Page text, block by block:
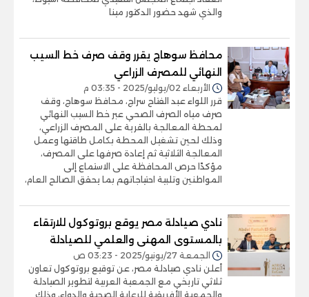
والذي شهد حضور الدكتور مينا
محافظ سوهاج يقرر وقف صرف خط السيب
النهائي للمصرف الزراعي
الأربعاء 02/يوليو/2025 - 03:35 م
قرر اللواء عبد الفتاح سراج، محافظ سوهاج، وقف
صرف مياه الصرف الصحي عبر خط السيب النهائي
لمحطة المعالجة بالقرية على المصرف الزراعي،
وذلك لحين تشغيل المحطة بكامل طاقتها وعمل
المعالجة الثلاثية ثم إعادة صرفها على المصرف،
مؤكدًا حرص المحافظة على الاستماع إلى
المواطنين وتلبية احتياجاتهم بما يحقق الصالح العام،
نادي صيادلة مصر يوقع بروتوكول للارتقاء
بالمستوى المهنى والعلمي للصيادلة
الجمعة 27/يونيو/2025 - 03:23 ص
أعلن نادي صيادلة مصر، عن توقيع بروتوكول تعاون
ثلاثي تاريخي مع الجمعية العربية لتطوير الصيادلة
والجمعية الأفريقية للرعاية الصحية والدواء، وذلك